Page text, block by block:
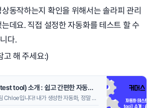
동작하는지 확인을 위해서는 솔라피 관리
데요. 직접 설정한 자동화를 테스트 할 수
다.
고 해 주세요:)
자동화 테스트 실행(test tool) 소개 : 쉽고 간편한 자동화 검증!
Chloe입니다! 내가 생성한 자동화, 정말 잘